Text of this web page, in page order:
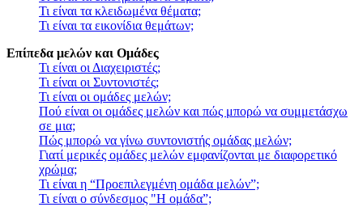
Τι είναι τα κλειδωμένα θέματα;
Τι είναι τα εικονίδια θεμάτων;
Επίπεδα μελών και Ομάδες
Τι είναι οι Διαχειριστές;
Τι είναι οι Συντονιστές;
Τι είναι οι ομάδες μελών;
Πού είναι οι ομάδες μελών και πώς μπορώ να συμμετάσχω
σε μια;
Πώς μπορώ να γίνω συντονιστής ομάδας μελών;
Γιατί μερικές ομάδες μελών εμφανίζονται με διαφορετικό
χρώμα;
Τι είναι η “Προεπιλεγμένη ομάδα μελών”;
Τι είναι ο σύνδεσμος "Η ομάδα”;